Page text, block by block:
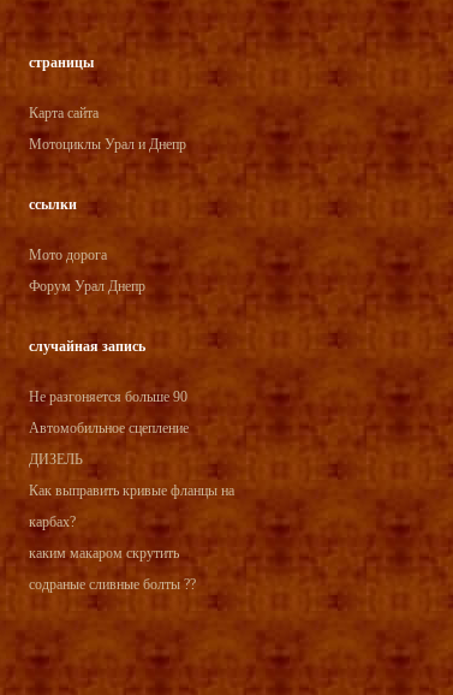
страницы
Карта сайта
Мотоциклы Урал и Днепр
ссылки
Мото дорога
Форум Урал Днепр
случайная запись
Не разгоняется больше 90
Автомобильное сцепление
ДИЗЕЛЬ
Как выправить кривые фланцы на
карбах?
каким макаром скрутить
содраные сливные болты ??